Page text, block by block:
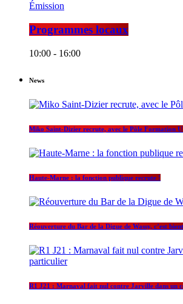
Émission
Programmes locaux
10:00 - 16:00
News
Miko Saint-Dizier recrute, avec le Pôle Formation
Haute-Marne : la fonction publique recrute !
Réouverture du Bar de la Digue de Wassy, c’est
R1 J21 : Marnaval fait nul contre Jarville dans un